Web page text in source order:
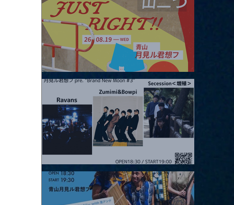
2026.08.19 |【観覧】JUST RIGHT!! vol.27
2026.08.20 |【観覧】月見ル君想フpre. “Brand New Moon #3”